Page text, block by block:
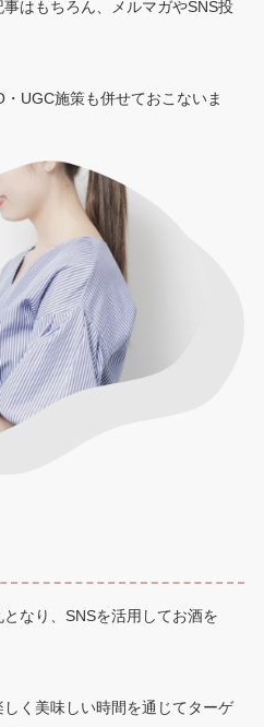
はもちろん、メルマガやSNS投
UGC施策も併せておこないま
なり、SNSを活用してお酒を
く美味しい時間を通じてターゲ